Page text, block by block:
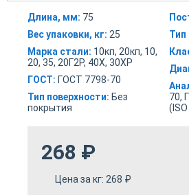
Длина, мм: 75
Вес упаковки, кг: 25
Марка стали: 10кп, 20кп, 10,
20, 35, 20Г2Р, 40Х, 30ХР
ГОСТ: ГОСТ 7798-70
Тип поверхности: Без
покрытия
Тип
70,
268 ₽
Цена за кг: 268 ₽